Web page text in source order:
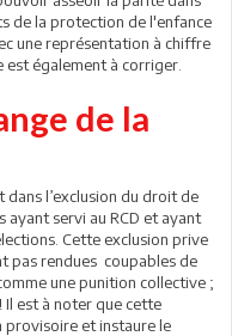
de la protection de l'enfance
une représentation à chiffre
est également à corriger.
de la
dans l’exclusion du droit de
servi au RCD et ayant
Cette exclusion prive
pas rendues coupables de
une punition collective ;
Il est à noter que cette
provisoire et instaure le